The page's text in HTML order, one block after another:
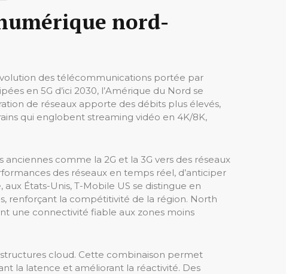
nord-
des télécommunications portée par
en 5G d’ici 2030, l’Amérique du Nord se
de réseaux apporte des débits plus élevés,
qui englobent streaming vidéo en 4K/8K,
comme la 2G et la 3G vers des réseaux
des réseaux en temps réel, d’anticiper
États-Unis, T-Mobile US se distingue en
renforçant la compétitivité de la région. North
une connectivité fiable aux zones moins
cloud. Cette combinaison permet
la latence et améliorant la réactivité. Des